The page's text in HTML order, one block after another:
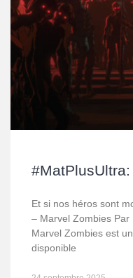
Et si nos héros sont
– Marvel Zombies Par
Marvel Zombies est
disponible